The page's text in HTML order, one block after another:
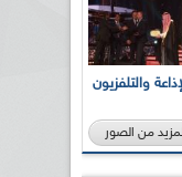
للإذاعة والتلفزيون
من الصور